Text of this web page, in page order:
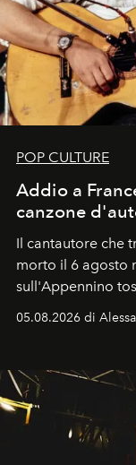
POP CULTURE
Addio a
canzone
Il cantautore che
morto il 6 agosto
sull'Appennino
05.08.2026 di